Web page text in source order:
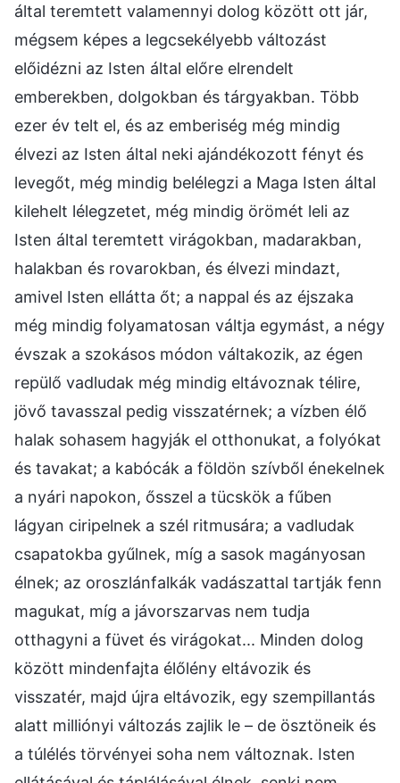
által teremtett valamennyi dolog között ott jár,
mégsem képes a legcsekélyebb változást
előidézni az Isten által előre elrendelt
emberekben, dolgokban és tárgyakban. Több
ezer év telt el, és az emberiség még mindig
élvezi az Isten által neki ajándékozott fényt és
levegőt, még mindig belélegzi a Maga Isten által
kilehelt lélegzetet, még mindig örömét leli az
Isten által teremtett virágokban, madarakban,
halakban és rovarokban, és élvezi mindazt,
amivel Isten ellátta őt; a nappal és az éjszaka
még mindig folyamatosan váltja egymást, a négy
évszak a szokásos módon váltakozik, az égen
repülő vadludak még mindig eltávoznak télire,
jövő tavasszal pedig visszatérnek; a vízben élő
halak sohasem hagyják el otthonukat, a folyókat
és tavakat; a kabócák a földön szívből énekelnek
a nyári napokon, ősszel a tücskök a fűben
lágyan ciripelnek a szél ritmusára; a vadludak
csapatokba gyűlnek, míg a sasok magányosan
élnek; az oroszlánfalkák vadászattal tartják fenn
magukat, míg a jávorszarvas nem tudja
otthagyni a füvet és virágokat... Minden dolog
között mindenfajta élőlény eltávozik és
visszatér, majd újra eltávozik, egy szempillantás
alatt milliónyi változás zajlik le – de ösztöneik és
a túlélés törvényei soha nem változnak. Isten